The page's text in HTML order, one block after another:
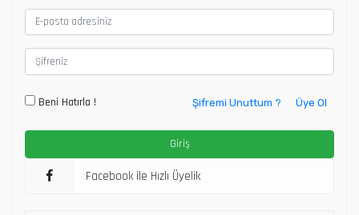
Beni Hatırla ! Üye Ol
Şifremi Unuttum ?
Facebook ile Hızlı Üyelik